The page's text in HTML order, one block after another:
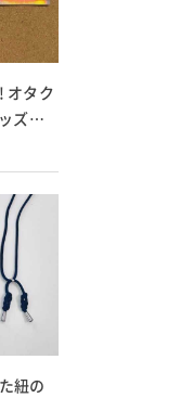
オタク
ズで
紐の